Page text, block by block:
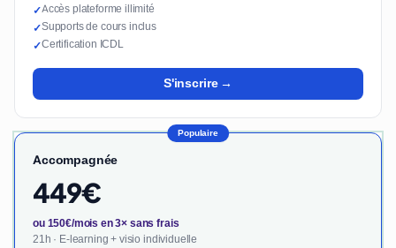
✓Accès plateforme illimité
✓Supports de cours inclus
✓Certification ICDL
S'inscrire →
Populaire
Accompagnée
449€
ou 150€/mois en 3× sans frais
21h · E-learning + visio individuelle